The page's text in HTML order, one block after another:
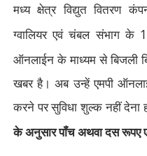
मध्य क्षेत्र विद्युत वितरण
ग्वालियर एवं चंबल संभाग के
ऑनलाईन के माध्यम से बिजली
खबर है। अब उन्हें एमपी
करने पर सुविधा शुल्क नहीं देना
के अनुसार पॉंच अथवा दस रूपए